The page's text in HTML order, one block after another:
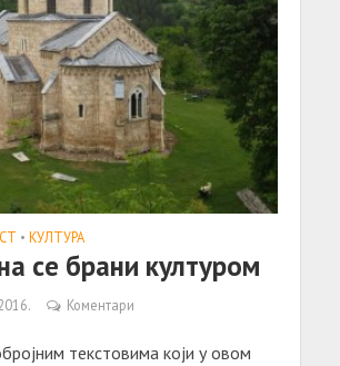
• КУЛТУРА
се брани културом
Коментари
текстовима који у овом